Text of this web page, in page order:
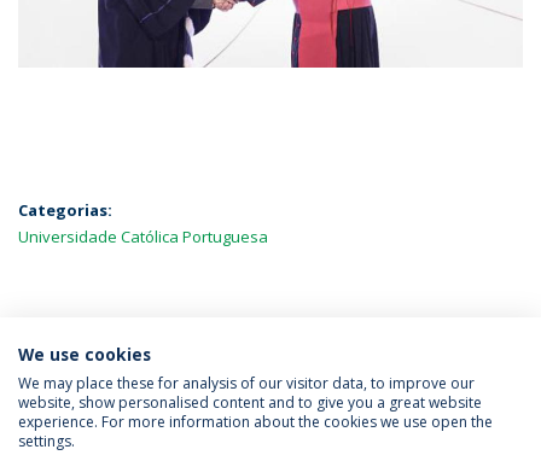
Categorias:
Universidade Católica Portuguesa
MAIS NOTÍCIAS
Política de Privacidade
Termos & Condições
We use cookies
We may place these for analysis of our visitor data, to improve our
website, show personalised content and to give you a great website
experience. For more information about the cookies we use open the
settings.